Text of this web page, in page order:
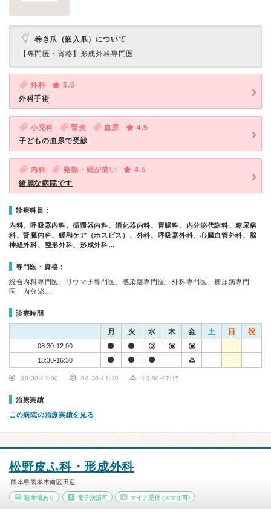
巻き爪（嵌入爪）について
【専門医・資格】 形成外科専門医
外科
5.0
外科手術
小児科 腎炎 血尿
4.5
子どもの血尿で受診
内科 発熱・頭が痛い
4.5
綺麗な病院です
診療科目：
内科、呼吸器内科、循環器内科、消化器内科、胃腸科、内分泌代謝科、糖尿病
科、腎臓内科、緩和ケア（ホスピス）、外科、呼吸器外科、心臓血管外科、脳
神経外科、整形外科、形成外科…
専門医・資格：
総合内科専門医、リウマチ専門医、感染症専門医、外科専門医、糖尿病専門
医、内分泌…
診療時間
月 火 水 木 金 土 日 祝
08:30-12:00
13:30-16:30
08:30-11:00 08:30-11:30 13:00-17:15
治療実績
この病院の治療実績を見る
松野皮ふ科・形成外科
熊本県熊本市南区田迎
駐車場あり 電子決済可 マイナ受付 (スマホ可)